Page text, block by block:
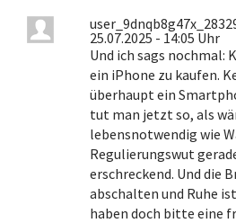
25.07.2025 - 14:05 Uhr
Und ich sags nochmal:
ein iPhone zu kaufen.
überhaupt ein
tut man jetzt so, als
lebensnotwendig wie
Regulierungswut
erschreckend. Und die
abschalten und Ruhe
haben doch bitte eine